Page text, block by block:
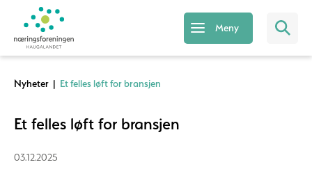
Meny
Nyheter | Et felles løft for bransjen
Et felles løft for bransjen
03.12.2025